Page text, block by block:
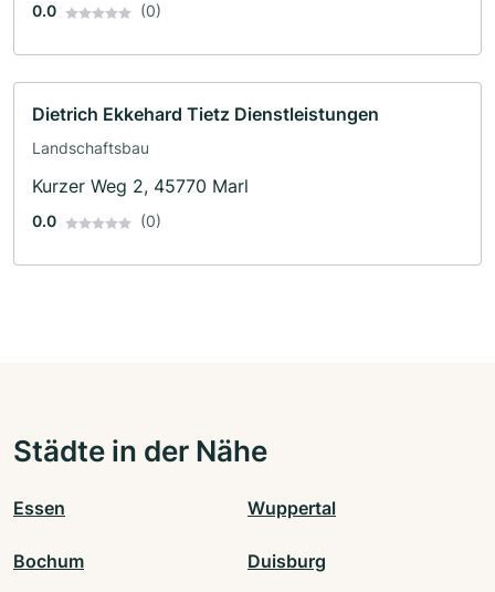
0.0 (0)
Dietrich Ekkehard Tietz Dienstleistungen
Landschaftsbau
Kurzer Weg 2, 45770 Marl
0.0 (0)
Städte in der Nähe
Essen Wuppertal
Bochum Duisburg